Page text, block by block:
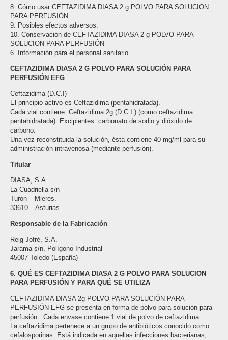
8. Cómo usar CEFTAZIDIMA DIASA 2 g POLVO PARA SOLUCION
PARA PERFUSIÓN
9. Posibles efectos adversos.
10. Conservación de CEFTAZIDIMA DIASA 2 g POLVO PARA
SOLUCION PARA PERFUSIÓN
6. Información para el personal sanitario
CEFTAZIDIMA DIASA 2 G POLVO PARA SOLUCIÓN PARA
PERFUSIÓN EFG
Ceftazidima (D.C.I)
El principio activo es Ceftazidima (pentahidratada).
Cada vial contiene: Ceftazidima 2g (D.C.I.) (como ceftazidima
pentahidratada). Excipientes: carbonato de sodio y dióxido de
carbono.
Una vez reconstituida la solución, ésta contiene 40 mg/ml para su
administración intravenosa (mediante perfusión).
Titular
DIASA, S.A.
La Cuadriella s/n
Turon – Mieres.
33610 – Asturias.
Responsable de la Fabricación
Reig Jofrè, S.A.
Jarama s/n, Polígono Industrial
45007 Toledo (España)
6. QUÉ ES CEFTAZIDIMA DIASA 2 G POLVO PARA SOLUCION
PARA PERFUSIÓN Y PARA QUÉ SE UTILIZA
CEFTAZIDIMA DIASA 2g POLVO PARA SOLUCIÓN PARA
PERFUSIÓN EFG se presenta en forma de polvo para solución para
perfusión . Cada envase contiene 1 vial de polvo de ceftazidima.
La ceftazidima pertenece a un grupo de antibióticos conocido como
cefalosporinas. Está indicada en aquellas infecciones bacterianas,